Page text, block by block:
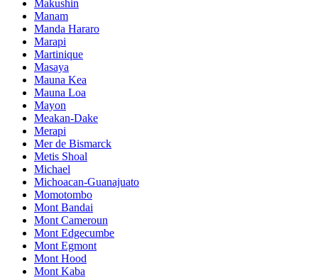
Makushin
Manam
Manda Hararo
Marapi
Martinique
Masaya
Mauna Kea
Mauna Loa
Mayon
Meakan-Dake
Merapi
Mer de Bismarck
Metis Shoal
Michael
Michoacan-Guanajuato
Momotombo
Mont Bandai
Mont Cameroun
Mont Edgecumbe
Mont Egmont
Mont Hood
Mont Kaba